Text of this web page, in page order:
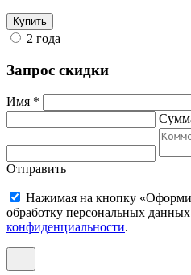
Купить
2 года
Запрос скидки
Имя *
Отправить
Нажимая на кнопку
обработку персональных
конфиденциальности.